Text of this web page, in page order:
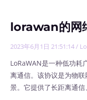
lorawan的网
2023年6月1日 21:51:14/
LoRaWAN是一种低功耗
离通信。该协议是为物
景。它提供了长距离通信